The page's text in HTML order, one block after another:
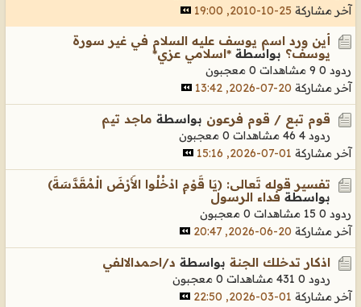
آخر مشاركة 25-10-2010, 19:00
أين ورد اسم يوسف عليه السلام في غير سورة
يوسف؟ بواسطة *اسلامي عزي*
ردود 0 9 مشاهدات
0 معجبون
آخر مشاركة 20-07-2026, 13:42
قوم تبع / قوم فرعون بواسطة ماجد تيم
ردود 4 46 مشاهدات
0 معجبون
آخر مشاركة 01-07-2026, 15:16
تفسير قوله تَعالى: (يَا قَوْمِ ادْخُلُوا الأَرْضَ الْمُقَدَّسَةَ)
بواسطة فداء الرسول
ردود 0 15 مشاهدات
0 معجبون
آخر مشاركة 20-06-2026, 20:47
اذكار تدخلك الجنة بواسطة د/احمدالالفي
ردود 0 431 مشاهدات
0 معجبون
آخر مشاركة 01-03-2026, 22:50